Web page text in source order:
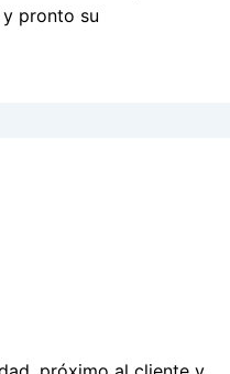
pronto su